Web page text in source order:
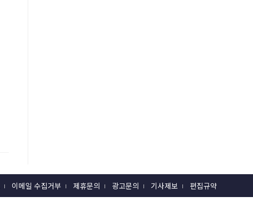
이메일 수집거부 제휴문의 광고문의 기사제보 편집규약